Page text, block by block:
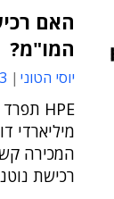
המו"מ?
יוסי הטוני
מיליארדי
רכישת